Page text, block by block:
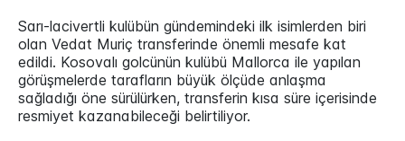
Sarı-lacivertli kulübün gündemindeki ilk isimlerden biri
olan Vedat Muriç transferinde önemli mesafe kat
edildi. Kosovalı golcünün kulübü Mallorca ile yapılan
görüşmelerde tarafların büyük ölçüde anlaşma
sağladığı öne sürülürken, transferin kısa süre içerisinde
resmiyet kazanabileceği belirtiliyor.